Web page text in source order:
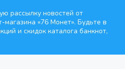
рассылку новостей от
магазина «76 Монет». Будьте в
и скидок каталога банкнот,